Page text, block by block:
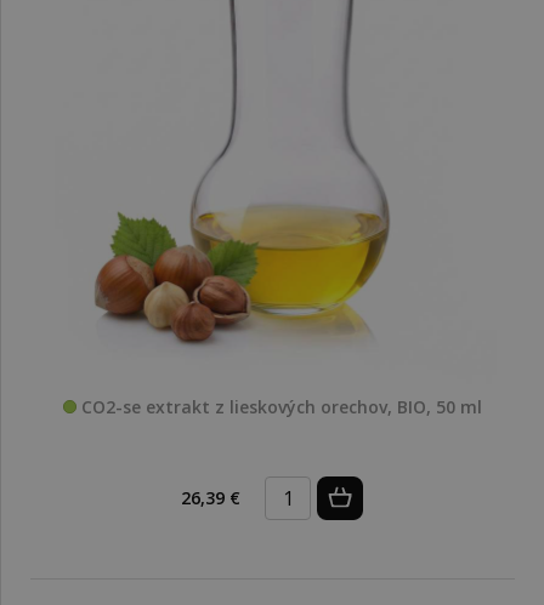
CO2-se extrakt z lieskových orechov, BIO, 50 ml
26,39 €